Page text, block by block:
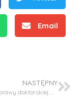
Email
NASTĘPNY
Obrona rozprawy doktorskiej mgr inż. Adrian Ciesielski